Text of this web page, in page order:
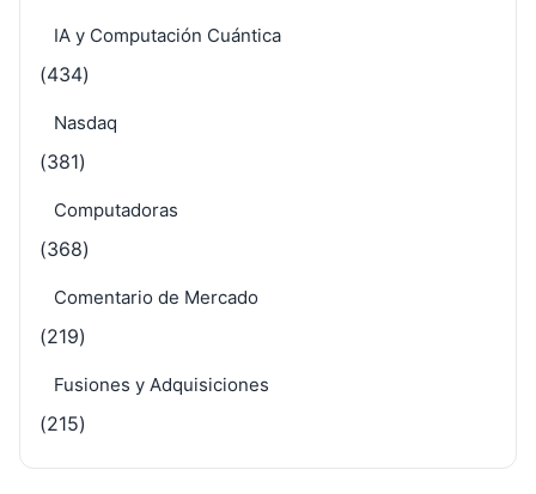
IA y Computación Cuántica
(434)
Nasdaq
(381)
Computadoras
(368)
Comentario de Mercado
(219)
Fusiones y Adquisiciones
(215)